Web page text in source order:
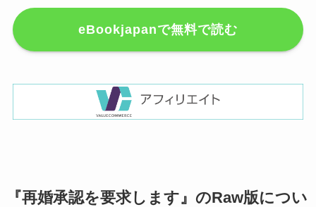
eBookjapanで無料で読む
『再婚承認を要求します』のRaw版につい